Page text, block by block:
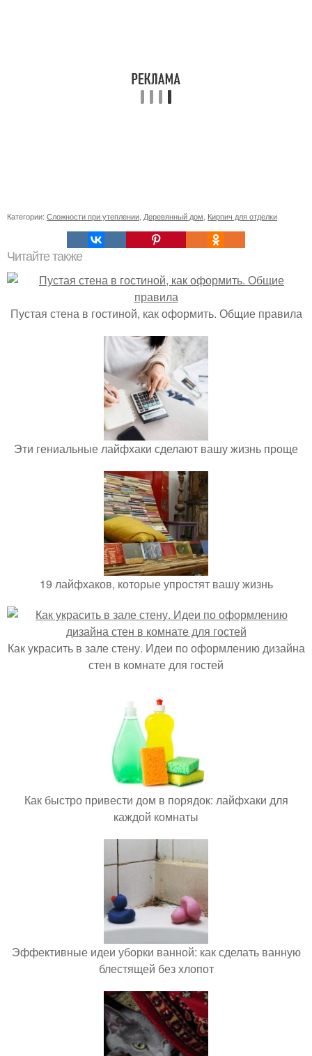
Категории: Сложности при утеплении Деревянный дом Кирпич для отделки
Читайте также
Пустая стена в гостиной, как оформить. Общие правила
Эти гениальные лайфхаки сделают вашу жизнь проще
19 лайфхаков, которые упростят вашу жизнь
Как украсить в зале стену. Идеи по оформлению дизайна
стен в комнате для гостей
Как быстро привести дом в порядок: лайфхаки для
каждой комнаты
Эффективные идеи уборки ванной: как сделать ванную
блестящей без хлопот